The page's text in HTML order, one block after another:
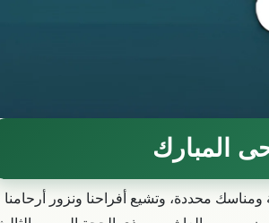
المبارك
محددة، وتشيع أفراحنا ونزور أرحامنا